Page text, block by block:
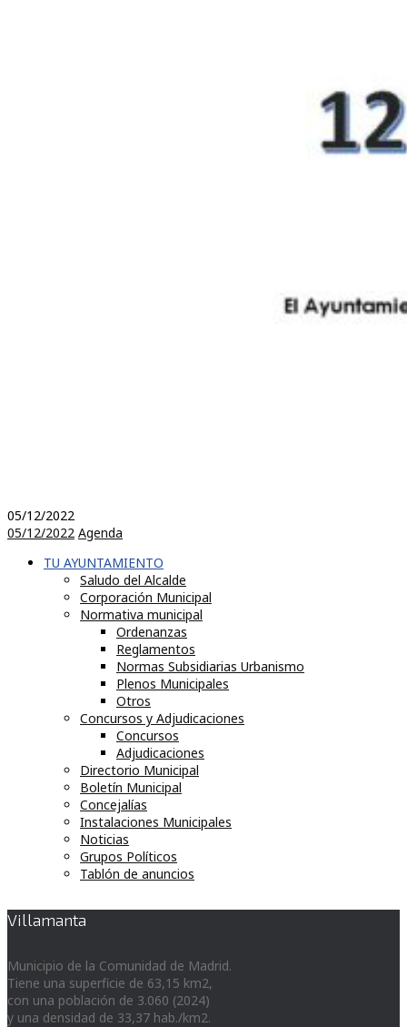
05/12/2022
05/12/2022 Agenda
TU AYUNTAMIENTO
Saludo del Alcalde
Corporación Municipal
Normativa municipal
Ordenanzas
Reglamentos
Normas Subsidiarias Urbanismo
Plenos Municipales
Otros
Concursos y Adjudicaciones
Concursos
Adjudicaciones
Directorio Municipal
Boletín Municipal
Concejalías
Instalaciones Municipales
Noticias
Grupos Políticos
Tablón de anuncios
Villamanta
Municipio de la Comunidad de Madrid.
Tiene una superficie de 63,15 km2,
con una población de 3.060 (2024)
y una densidad de 33,37 hab./km2.